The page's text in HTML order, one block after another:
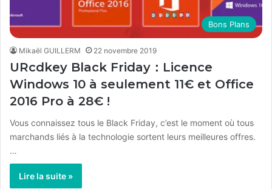
Bons Plans
Mikaël GUILLERM 22 novembre 2019
URcdkey Black Friday：Licence
Windows 10 à seulement 11€ et Office
2016 Pro à 28€ !
Vous connaissez tous le Black Friday, c’est le moment où tous
marchands liés à la technologie sortent leurs meilleures offres.
…
Lire la suite »